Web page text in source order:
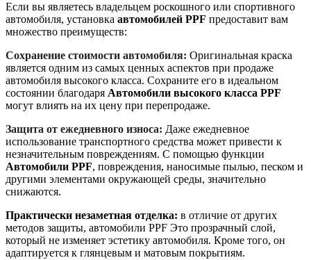
Если вы являетесь владельцем роскошного или спортивного
автомобиля, установка автомобилей PPF предоставит вам
множество преимуществ:
Сохранение стоимости автомобиля: Оригинальная краска
является одним из самых ценных аспектов при продаже
автомобиля высокого класса. Сохраните его в идеальном
состоянии благодаря Автомобили высокого класса PPF
могут влиять на их цену при перепродаже.
Защита от ежедневного износа: Даже ежедневное
использование транспортного средства может привести к
незначительным повреждениям. С помощью функции
Автомобили PPF, повреждения, наносимые пылью, песком и
другими элементами окружающей среды, значительно
снижаются.
Практически незаметная отделка: в отличие от других
методов защиты, автомобили PPF Это прозрачный слой,
который не изменяет эстетику автомобиля. Кроме того, он
адаптируется к глянцевым и матовым покрытиям.